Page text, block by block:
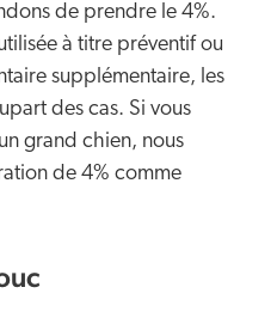
de prendre le 4%.
à titre préventif ou
supplémentaire, les
des cas. Si vous
grand chien, nous
de 4% comme